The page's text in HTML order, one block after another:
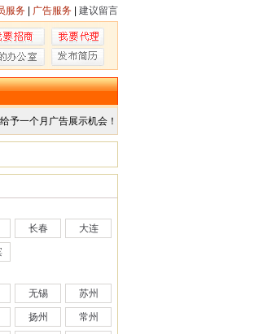
服务 广告服务 建议留言
予一个月广告展示机会！
长春 大连
无锡 苏州
扬州 常州